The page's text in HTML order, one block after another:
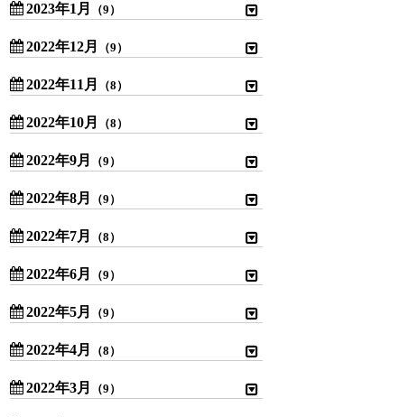
2023年1月 （9）
2022年12月 （9）
2022年11月 （8）
2022年10月 （8）
2022年9月 （9）
2022年8月 （9）
2022年7月 （8）
2022年6月 （9）
2022年5月 （9）
2022年4月 （8）
2022年3月 （9）